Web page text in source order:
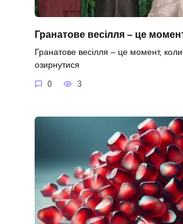
Гранатове весілля – це
Гранатове весілля – це момент,
озирнутися
0 3